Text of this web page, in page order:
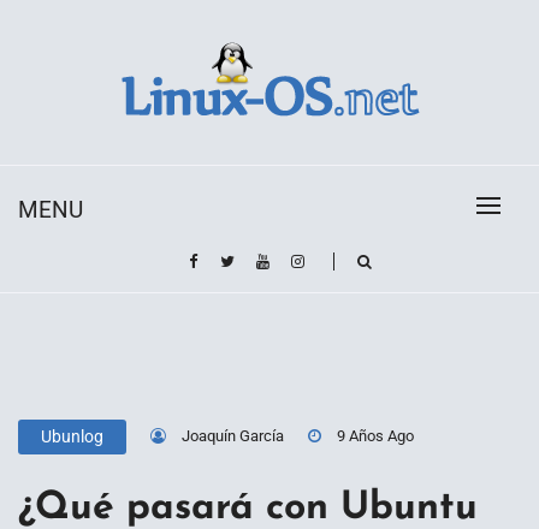
MENU
Ubunlog Joaquín García 9 Años Ago
¿Qué pasará con Ubuntu